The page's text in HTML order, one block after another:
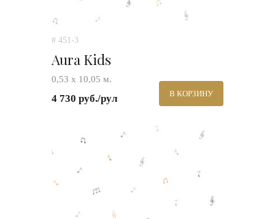
# 451-3
Aura Kids
0,53 х 10,05 м.
4 730 руб./рул В КОРЗИНУ